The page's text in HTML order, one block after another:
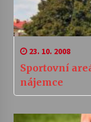
23. 10. 2008
Sportovní
nájemce